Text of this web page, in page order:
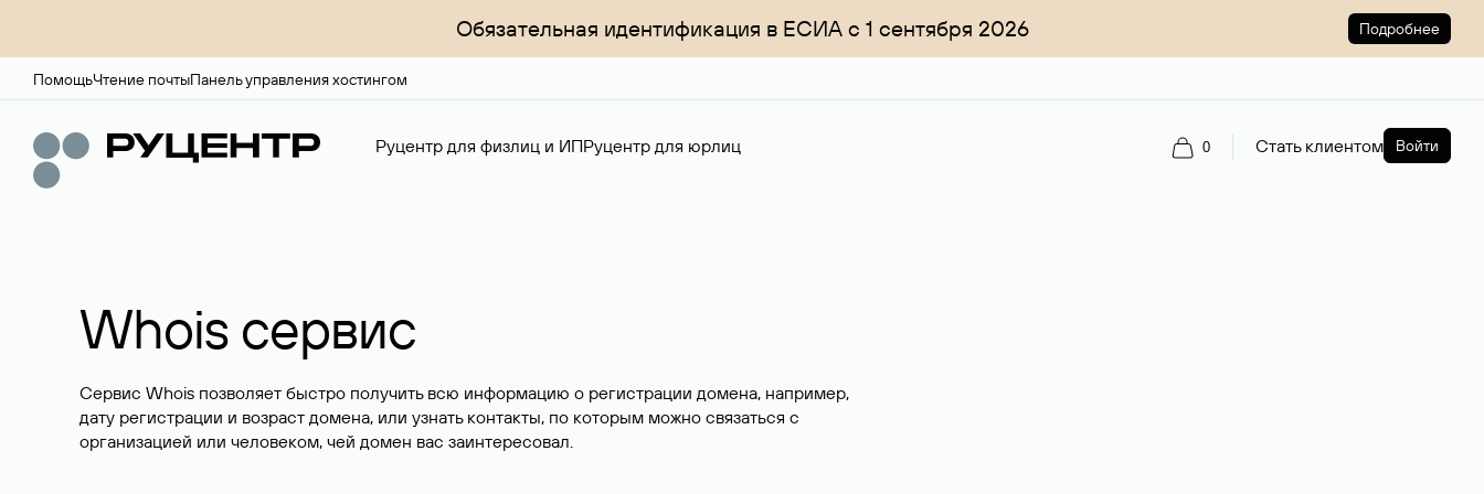
Обязательная идентификация в ЕСИА с 1 сентября 2026 Подробнее
ПомощьЧтение почтыПанель управления хостингом
Руцентр для физлиц и ИПРуцентр для юрлиц 0 Стать клиентом Войти
Whois сервис
Сервис Whois позволяет быстро получить всю информацию о регистрации домена, например,
дату регистрации и возраст домена, или узнать контакты, по которым можно связаться с
организацией или человеком, чей домен вас заинтересовал.